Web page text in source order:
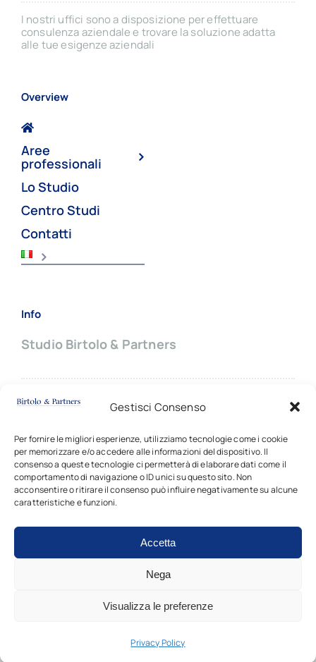
Gestisci Consenso
Per fornire le migliori esperienze, utilizziamo tecnologie come i cookie
per memorizzare e/o accedere alle informazioni del dispositivo. Il
consenso a queste tecnologie ci permetterà di elaborare dati come il
comportamento di navigazione o ID unici su questo sito. Non
acconsentire o ritirare il consenso può influire negativamente su alcune
caratteristiche e funzioni.
Accetta
Nega
Visualizza le preferenze
Privacy Policy
I nostri uffici sono a disposizione per effettuare
consulenza aziendale e trovare la soluzione adatta
alle tue esigenze aziendali
Overview
Aree
professionali
Lo Studio
Centro Studi
Contatti
Info
Studio Birtolo & Partners
Sede principale:
20124 MILANO (Italy)
✆ +3902 66703714 |✉contatti
Copyright © 2024 - 2026 • Tutti i diritti sono riservati •
Studio Birtolo & Partners • P.I. 03917340162